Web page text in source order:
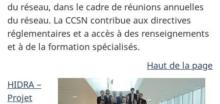
du réseau, dans le cadre de réunions annuelles
du réseau. La CCSN contribue aux directives
réglementaires et a accès à des renseignements
et à de la formation spécialisés.
Haut de la page
HIDRA –
Projet